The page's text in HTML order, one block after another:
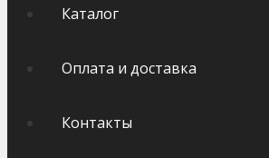
Каталог
Оплата и доставка
Контакты